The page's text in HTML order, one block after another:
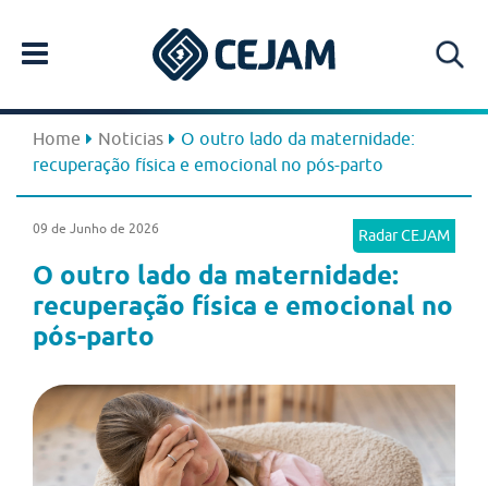
Home Noticias
O outro lado da maternidade:
recuperação física e emocional no pós-parto
Radar CEJAM
09 de Junho de 2026
O outro lado da maternidade:
recuperação física e emocional no
pós-parto